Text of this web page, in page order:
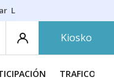
Lío Athletic-Osasuna
Kiosko
TRAFICO